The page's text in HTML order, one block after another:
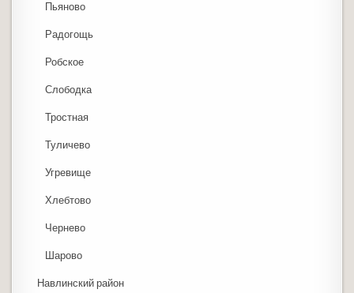
Пьяново
Радогощь
Робское
Слободка
Тростная
Туличево
Угревище
Хлебтово
Чернево
Шарово
Навлинский район